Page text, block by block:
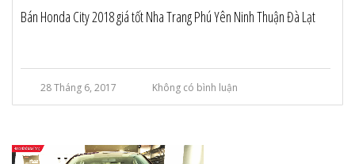
Bán Honda City 2018 giá tốt Nha Trang Phú Yên Ninh Thuận Đà Lạt
28 Tháng 6, 2017 Không có bình luận